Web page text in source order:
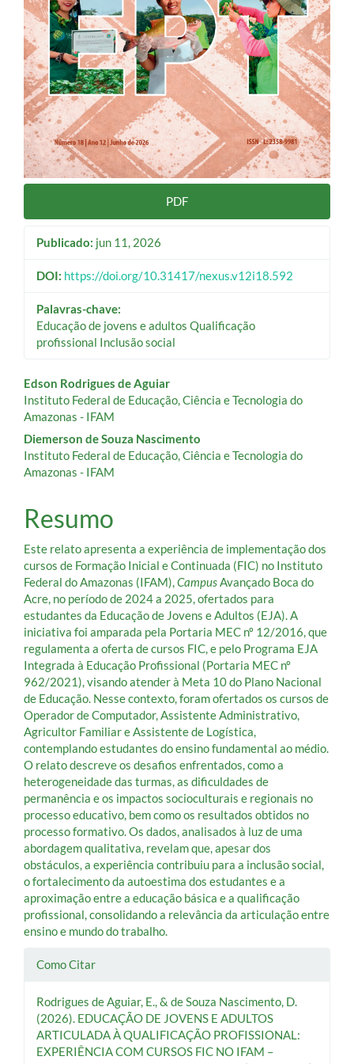
PDF
Publicado: jun 11, 2026
DOI: https://doi.org/10.31417/nexus.v12i18.592
Palavras-chave:
Educação de jovens e adultos Qualificação
profissional Inclusão social
Conteúdo
do
artigo
principal
Edson Rodrigues de Aguiar
Instituto Federal de Educação, Ciência e Tecnologia do
Amazonas - IFAM
Diemerson de Souza Nascimento
Instituto Federal de Educação, Ciência e Tecnologia do
Amazonas - IFAM
Resumo
Este relato apresenta a experiência de implementação dos
cursos de Formação Inicial e Continuada (FIC) no Instituto
Federal do Amazonas (IFAM),CampusAvançado Boca do
Acre, no período de 2024 a 2025, ofertados para
estudantes da Educação de Jovens e Adultos (EJA). A
iniciativa foi amparada pela Portaria MEC nº 12/2016, que
regulamenta a oferta de cursos FIC, e pelo Programa EJA
Integrada à Educação Profissional (Portaria MEC nº
962/2021), visando atender à Meta 10 do Plano Nacional
de Educação. Nesse contexto, foram ofertados os cursos de
Operador de Computador, Assistente Administrativo,
Agricultor Familiar e Assistente de Logística,
contemplando estudantes do ensino fundamental ao médio.
O relato descreve os desafios enfrentados, como a
heterogeneidade das turmas, as dificuldades de
permanência e os impactos socioculturais e regionais no
processo educativo, bem como os resultados obtidos no
processo formativo. Os dados, analisados à luz de uma
abordagem qualitativa, revelam que, apesar dos
obstáculos, a experiência contribuiu para a inclusão social,
o fortalecimento da autoestima dos estudantes e a
aproximação entre a educação básica e a qualificação
profissional, consolidando a relevância da articulação entre
ensino e mundo do trabalho.
Detalhes
artigo
Como Citar
Rodrigues de Aguiar, E., & de Souza Nascimento, D.
(2026). EDUCAÇÃO DE JOVENS E ADULTOS
ARTICULADA À QUALIFICAÇÃO PROFISSIONAL:
EXPERIÊNCIA COM CURSOS FIC NO IFAM –